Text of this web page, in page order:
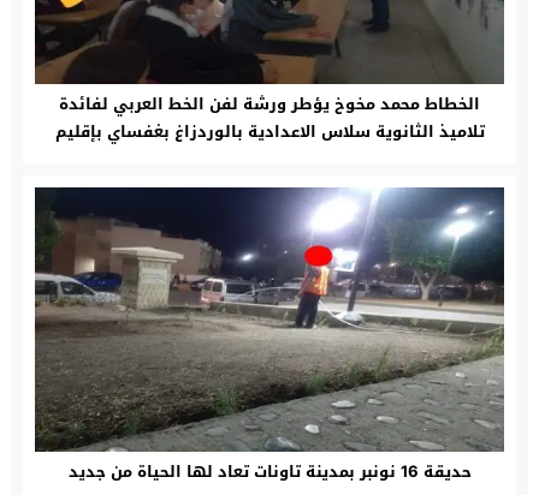
الخطاط محمد مخوخ يؤطر ورشة لفن الخط العربي لفائدة
تلاميذ الثانوية سلاس الاعدادية بالوردزاغ بغفساي بإقليم
حديقة 16 نونبر بمدينة تاونات تعاد لها الحياة من جديد‎